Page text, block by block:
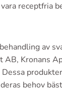
receptfria
av
Kronans
behov